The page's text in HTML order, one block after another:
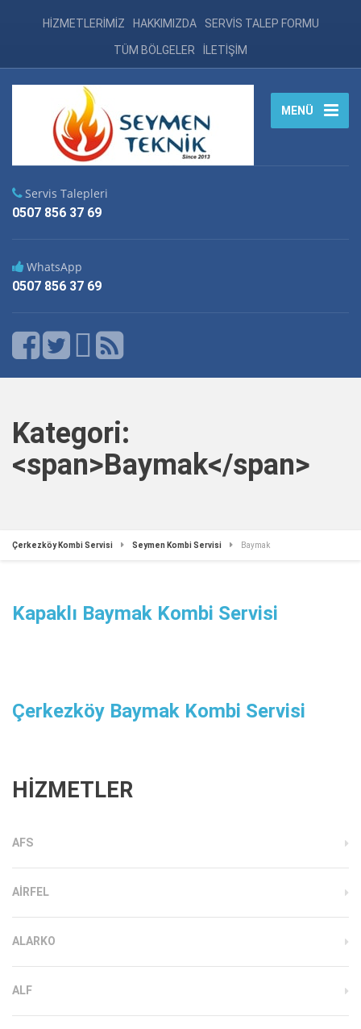
HİZMETLERİMİZ HAKKIMIZDA SERVİS TALEP FORMU
TÜM BÖLGELER İLETİŞİM
MENÜ
Servis Talepleri
0507 856 37 69
WhatsApp
0507 856 37 69
Kategori:
<span>Baymak</span>
Çerkezköy Kombi Servisi Seymen Kombi Servisi Baymak
Kapaklı Baymak Kombi Servisi
Çerkezköy Baymak Kombi Servisi
HİZMETLER
AFS
AIRFEL
ALARKO
ALF